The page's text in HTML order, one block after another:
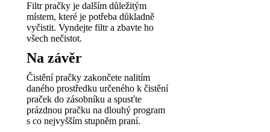
Filtr pračky je dalším důležitým
místem, které je potřeba důkladně
vyčistit. Vyndejte filtr a zbavte ho
všech nečistot.
Na závěr
Čistění pračky zakončete nalitím
daného prostředku určeného k čistění
praček do zásobníku a spusťte
prázdnou pračku na dlouhý program
s co nejvyšším stupněm praní.